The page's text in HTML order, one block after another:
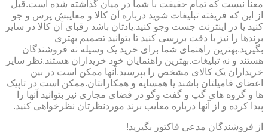
معنا نیست که تمام حقیقت با شما در میان گذاشته شده است.قبل
از این که فریفته تبلیغات شوید درباره آن کالا و معایبش پرس و جو
کنید یا در اینترنت جست وجو کنید.یادتان باشد رقبای آن کالا در سایر
برندها را نیز با دقت بررسی کنید تا بتوانید تصمیم بهتری
بگیرید.بهترین راهنمای شما برای خرید یک وسیله نه فروشندگان
هستند و نه تبلیغات.بهترین راهنمایان خود خریداران هستند.نظر سایر
خریداران یک کالای مشخص را بپرسید.آنها ممکن است در بین
اعضای فامیلتان باشند یا همسایه و همکارانتان.ممکن است در تاپیک
ها و گروه های گپ و گفت وگو در فضای مجازی نیز بتوانید آنها را
پیدا کرده و از آنها درباره معایب برند موردنظرتان نظرخواهی کنید.
از فروشندگان مدعی فاکتور بگیرید!